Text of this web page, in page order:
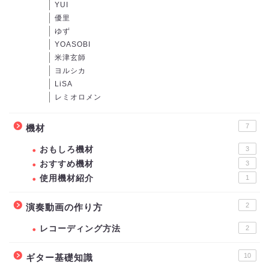
YUI
優里
ゆず
YOASOBI
米津玄師
ヨルシカ
LiSA
レミオロメン
機材 7
おもしろ機材 3
おすすめ機材 3
使用機材紹介 1
演奏動画の作り方 2
レコーディング方法 2
ギター基礎知識 10